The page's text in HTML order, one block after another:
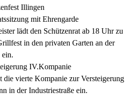
Illingen
mit Ehrengarde
lädt den Schützenrat ab 18 Uhr zu
in den privaten Garten an der
ein.
IV.Kompanie
die vierte Kompanie zur Versteigerung
in der Industriestraße ein.